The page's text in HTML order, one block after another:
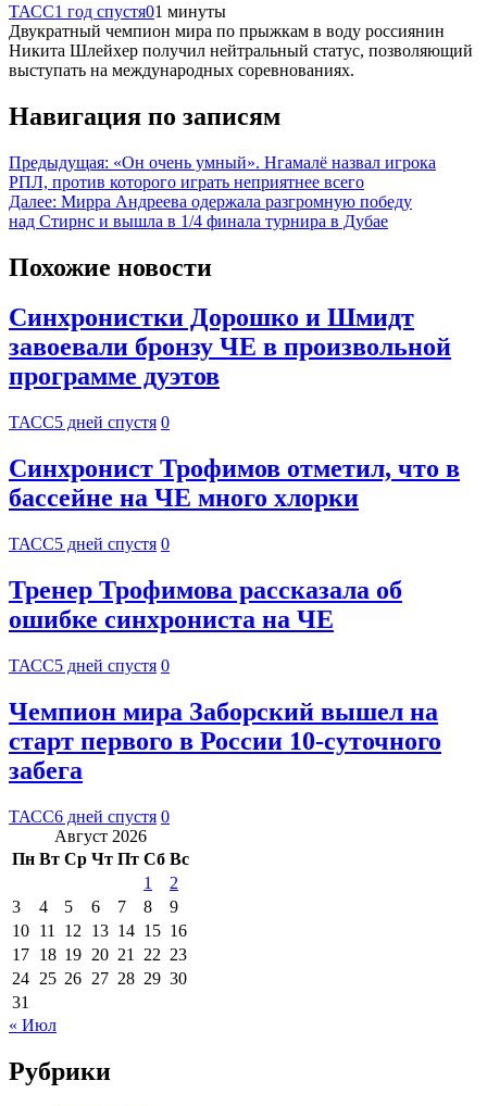
ТАСС1 год спустя01 минуты
Двукратный чемпион мира по прыжкам в воду россиянин
Никита Шлейхер получил нейтральный статус, позволяющий
выступать на международных соревнованиях.
Навигация по записям
Предыдущая: «Он очень умный». Нгамалё назвал игрока
РПЛ, против которого играть неприятнее всего
Далее: Мирра Андреева одержала разгромную победу
над Стирнс и вышла в 1/4 финала турнира в Дубае
Похожие новости
Синхронистки Дорошко и Шмидт
завоевали бронзу ЧЕ в произвольной
программе дуэтов
ТАСС5 дней спустя 0
Синхронист Трофимов отметил, что в
бассейне на ЧЕ много хлорки
ТАСС5 дней спустя 0
Тренер Трофимова рассказала об
ошибке синхрониста на ЧЕ
ТАСС5 дней спустя 0
Чемпион мира Заборский вышел на
старт первого в России 10-суточного
забега
ТАСС6 дней спустя 0
Август 2026
Пн Вт Ср Чт Пт Сб Вс
1
2
3
4 5 6 7 8
9
10 11 12 13 14 15 16
17 18 19 20 21 22 23
24 25 26 27 28 29 30
31
« Июл
Рубрики